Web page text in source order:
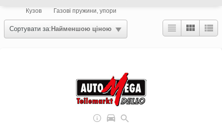
Кузов Газові пружини, упори
Сортувати за: Найменшою ціною